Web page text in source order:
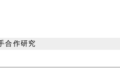
合作研究